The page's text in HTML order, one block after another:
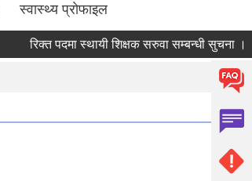
स्वास्थ्य प्राेफाइल
रिक्त पदमा स्थायी शिक्षक सरुवा सम्बन्धी सुचना ।